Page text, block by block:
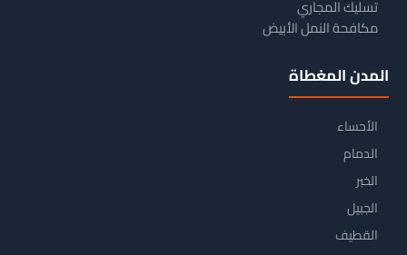
تسليك المجاري
مكافحة النمل الأبيض
المدن المغطاة
الأحساء
الدمام
الخبر
الجبيل
القطيف